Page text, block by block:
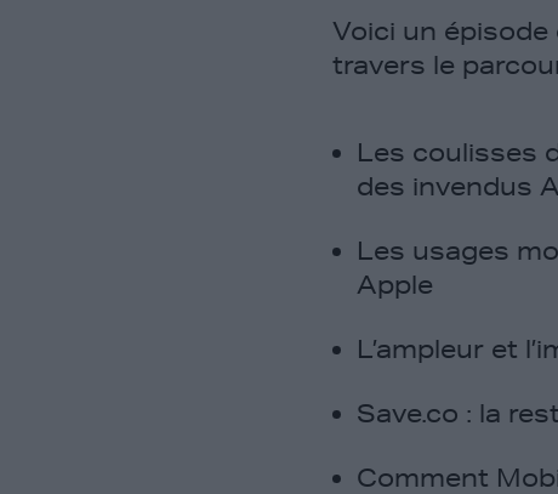
Voici un
travers le
Les coulisses
des invendus
Les usages
Apple
L’ampleur et
Save.co : la
Comment